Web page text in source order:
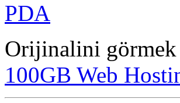
PDA
Orijinalini görmek
100GB Web